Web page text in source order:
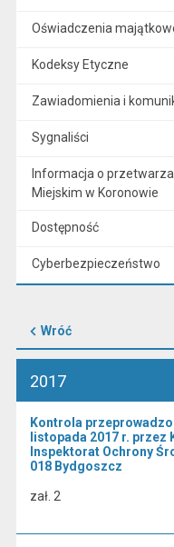
Oświadczenia
Kodeksy Etyczne
Zawiadomienia i
Sygnaliści
Informacja o
Miejskim w Koronowie
Dostępność
Cyberbezpieczeństwo
Wróć
2017
Kontrola
listopada 2017 r.
Inspektorat Ochrony
018 Bydgoszcz
zał. 2